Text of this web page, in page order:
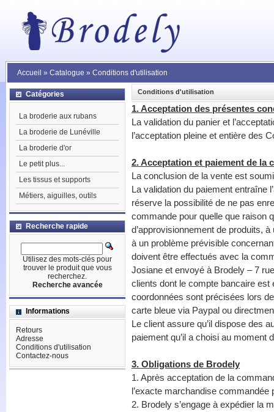
Accueil » Catalogue » Conditions d'utilisation
Conditions d'utilisation
1. Acceptation des présentes
La validation du panier et
l’acceptation pleine et entière des
2. Acceptation et paiement de la
La conclusion de la vente est
La validation du paiement entraîne
réserve la possibilité de ne pas
commande pour quelle que raison
d’approvisionnement de produits,
à un problème prévisible
doivent être effectués avec la
Josiane et envoyé à Brodely – 7
clients dont le compte bancaire
coordonnées sont précisées lors
carte bleue via Paypal ou
Le client assure qu’il dispose des
paiement qu’il a choisi au moment
3. Obligations de Brodely
1. Après acceptation de la
l’exacte marchandise commandée
2. Brodely s’engage à expédier la
Catégories
La broderie aux rubans
La broderie de Lunéville
La broderie d'or
Le petit plus...
Les tissus et supports
Métiers, aiguilles, outils
Recherche rapide
Utilisez des mots-clés pour
trouver le produit que vous
recherchez.
Recherche avancée
Informations
Retours
Adresse
Conditions d'utilisation
Contactez-nous